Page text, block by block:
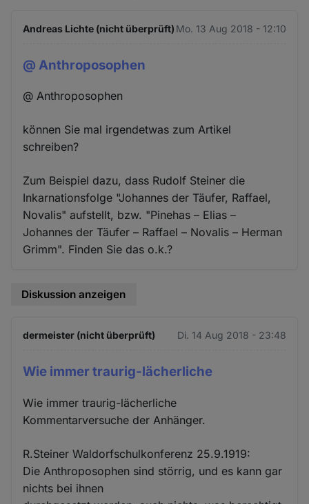
Andreas Lichte (nicht überprüft) Mo. 13 Aug 2018 - 12:10
@ Anthroposophen
@ Anthroposophen
können Sie mal irgendetwas zum Artikel
schreiben?
Zum Beispiel dazu, dass Rudolf Steiner die
Inkarnationsfolge "Johannes der Täufer, Raffael,
Novalis" aufstellt, bzw. "Pinehas – Elias –
Johannes der Täufer – Raffael – Novalis – Herman
Grimm". Finden Sie das o.k.?
Diskussion anzeigen
dermeister (nicht überprüft) Di. 14 Aug 2018 - 23:48
Wie immer traurig-lächerliche
Wie immer traurig-lächerliche
Kommentarversuche der Anhänger.
R.Steiner Waldorfschulkonferenz 25.9.1919:
Die Anthroposophen sind störrig, und es kann gar
nichts bei ihnen